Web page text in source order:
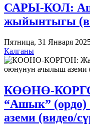
САРЫ-КОЛ:
жыйынтыгы
Пятница, 31 Января
Калганы
КӨӨНӨ-
“Ашык”
аземи (видео/